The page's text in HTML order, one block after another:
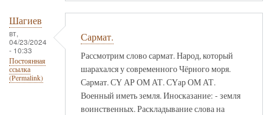
Шагиев
вт,
04/23/2024
- 10:33
Постоянная
ссылка
(Permalink)
Сармат.
Рассмотрим слово сармат. Народ, который
шарахался у современного Чёрного моря.
Сармат. СҮ АР ОМ АТ. СҮар ОМ АТ.
Военный иметь земля. Иносказание: - земля
воинственных. Раскладывание слова на